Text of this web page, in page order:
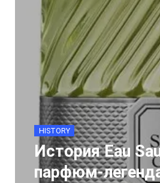
HISTORY
История Eau
парфюм-